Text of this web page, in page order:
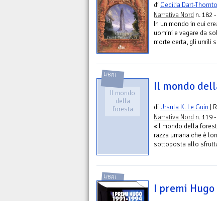
di Cecilia Dart-
Narrativa Nord n. 182
In un mondo in cui
uomini e vagare da
morte certa, gli umili
LIBRI
Il mondo
della
foresta
Il mondo
di Ursula K. Le Guin |
Narrativa Nord n. 119
«Il mondo della
razza umana che è
sottoposta allo
LIBRI
I premi